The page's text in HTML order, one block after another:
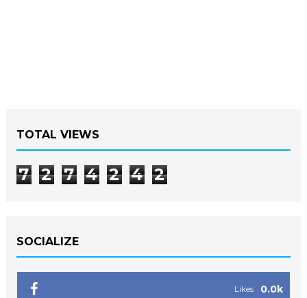
TOTAL VIEWS
7 2 7 4 2 4 2
SOCIALIZE
0.0k
Likes